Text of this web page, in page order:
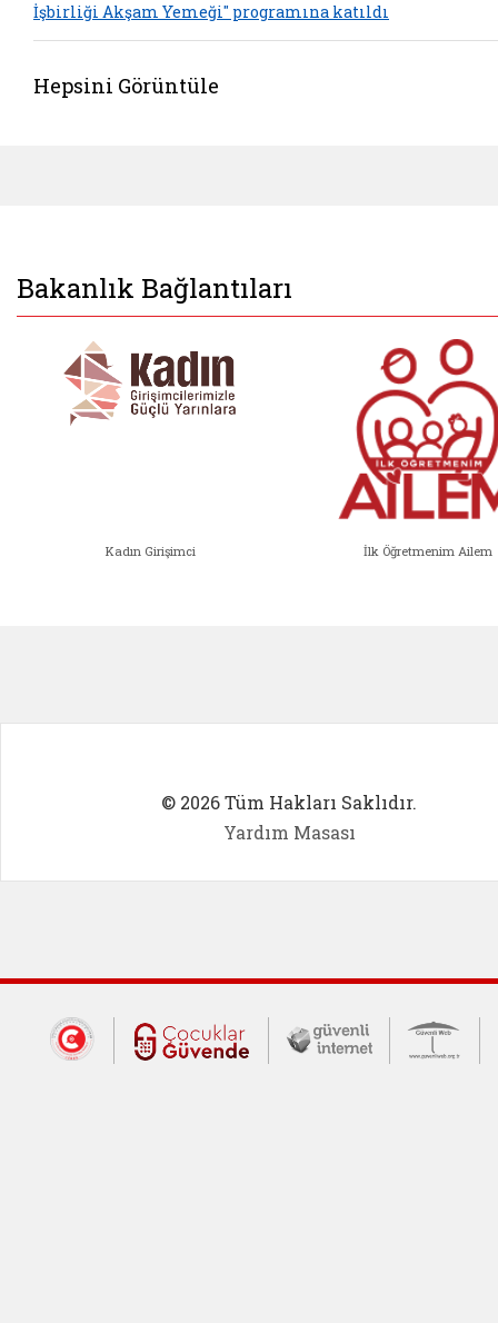
İşbirliği Akşam Yemeği" programına katıldı
Hepsini Görüntüle
Bakanlık Bağlantıları
Kadın Girişimci İlk Öğretmenim Ailem
© 2026 Tüm Hakları Saklıdır.
Yardım Masası
Dış Bağlantılar
Cumhurbaşkanlığı İletişim Merkezi
Çocuklar Güvende (yeni
Güvenli